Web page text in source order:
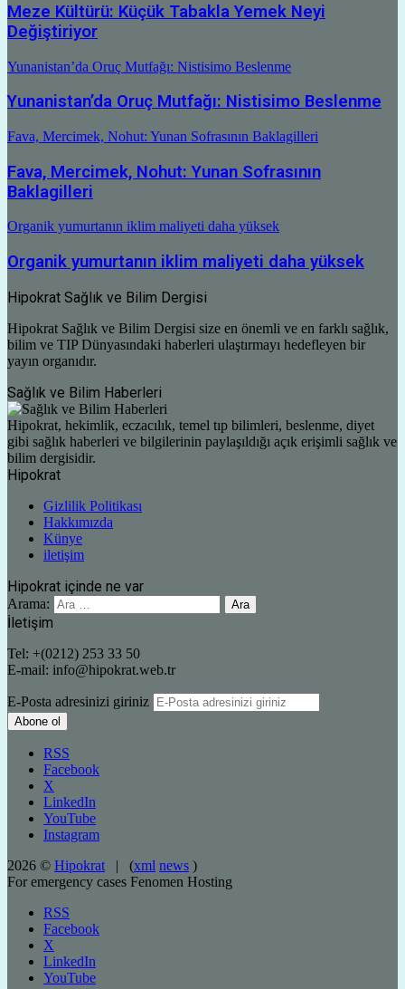
Meze Kültürü: Küçük Tabakla Yemek Neyi
Değiştiriyor
Yunanistan’da Oruç Mutfağı: Nistisimo Beslenme
Yunanistan’da Oruç Mutfağı: Nistisimo Beslenme
Fava, Mercimek, Nohut: Yunan Sofrasının Baklagilleri
Fava, Mercimek, Nohut: Yunan Sofrasının
Baklagilleri
Organik yumurtanın iklim maliyeti daha yüksek
Organik yumurtanın iklim maliyeti daha yüksek
Hipokrat Sağlık ve Bilim Dergisi
Hipokrat Sağlık ve Bilim Dergisi size en önemli ve en farklı sağlık,
bilim ve TIP Dünyasındaki haberleri ulaştırmayı hedefleyen bir
yayın organıdır.
Sağlık ve Bilim Haberleri
Hipokrat, hekimlik, eczacılık, temel tıp bilimleri, beslenme, diyet
gibi sağlık haberleri ve bilgilerinin paylaşıldığı açık erişimli sağlık ve
bilim dergisidir.
Hipokrat
Gizlilik Politikası
Hakkımızda
Künye
iletişim
Hipokrat içinde ne var
Arama:
İletişim
Tel: +(0212) 253 33 50
E-mail: info@hipokrat.web.tr
E-Posta adresinizi giriniz
RSS
Facebook
X
LinkedIn
YouTube
Instagram
2026 © Hipokrat | (xml news )
For emergency cases Fenomen Hosting
RSS
Facebook
X
LinkedIn
YouTube